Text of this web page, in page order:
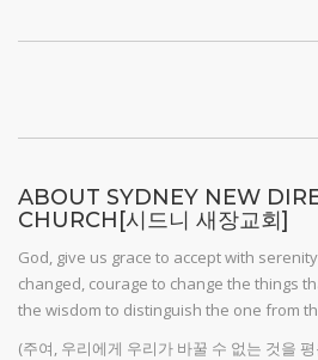
ABOUT SYDNEY NEW
CHURCH[시드니 새장교회]
God, give us grace to accept with
changed, courage to change the things
the wisdom to distinguish the one from
(주여, 우리에게 우리가 바꿀 수 없는 것을